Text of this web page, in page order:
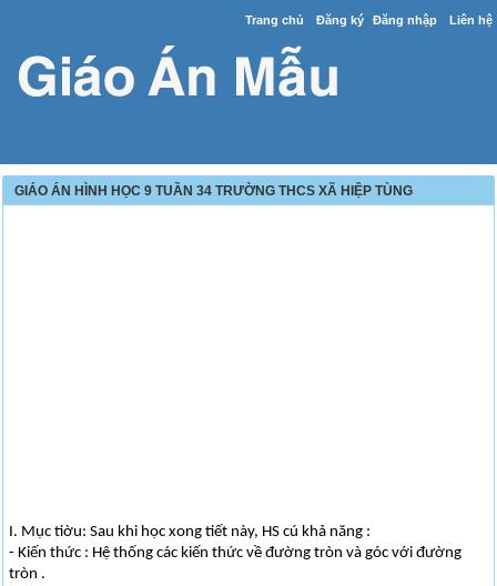
Trang chủ Đăng ký Đăng nhập Liên hệ
GIÁO ÁN HÌNH HỌC 9 TUẦN 34 TRƯỜNG THCS XÃ HIỆP TÙNG
I. Mục tiờu: Sau khi học xong tiết này, HS cú khả năng :
- Kiến thức : Hệ thống các kiến thức về đường tròn và góc với đường
tròn .